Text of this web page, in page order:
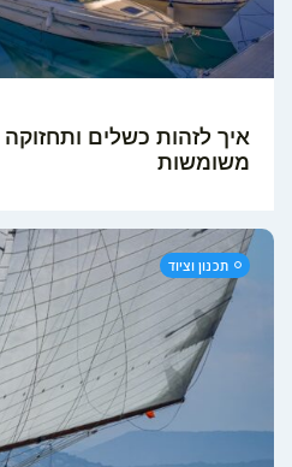
EN
איך לזהות כשלים
משומשות
תכנון וציוד